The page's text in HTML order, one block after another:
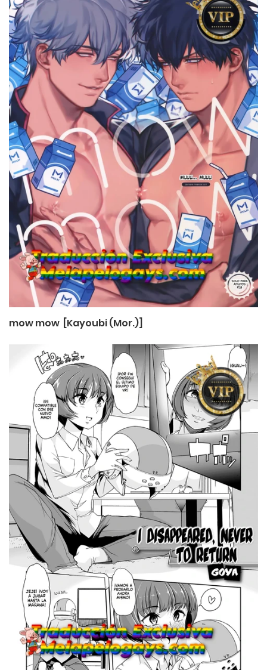
mow mow [Kayoubi (Mor.)]